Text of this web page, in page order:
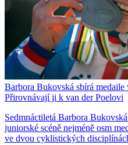
Barbora Bukovská sbírá
Přirovnávají ji k van der Poelovi
Sedmnáctiletá Barbora
juniorské scéně nejméně osm
ve dvou cyklistických